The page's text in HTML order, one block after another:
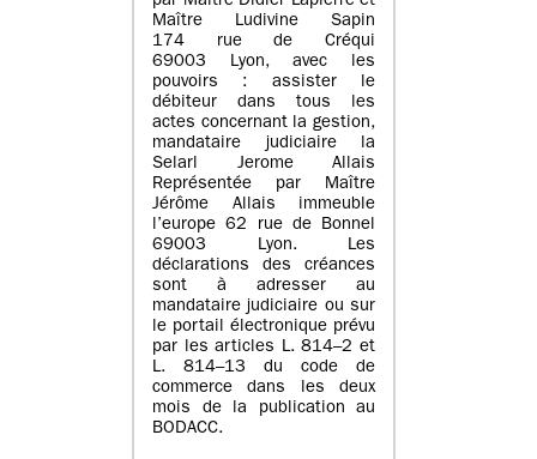
Maître Ludivine Sapin
174 rue de Créqui
69003 Lyon, avec les
pouvoirs : assister le
débiteur dans tous les
actes concernant la gestion,
mandataire judiciaire la
Selarl Jerome Allais
Représentée par Maître
Jérôme Allais immeuble
l’europe 62 rue de Bonnel
69003 Lyon. Les
déclarations des créances
sont à adresser au
mandataire judiciaire ou sur
le portail électronique prévu
par les articles L. 814–2 et
L. 814–13 du code de
commerce dans les deux
mois de la publication au
BODACC.